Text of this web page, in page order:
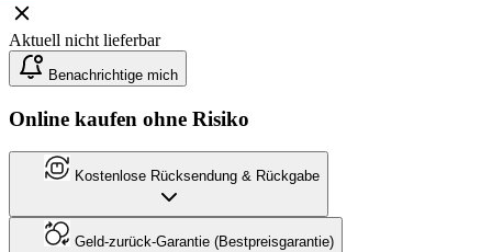
Aktuell nicht lieferbar
Benachrichtige mich
Online kaufen ohne Risiko
Kostenlose Rücksendung & Rückgabe
Geld-zurück-Garantie (Bestpreisgarantie)